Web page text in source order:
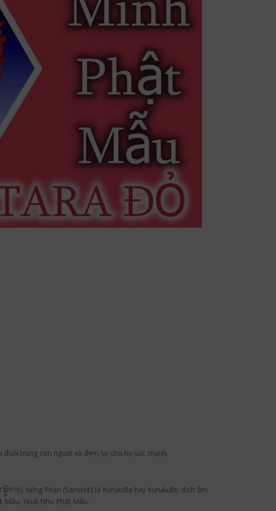
trong con người và đem lại cho họ sức mạnh.
tiếng Phạn (Sanskrit) là Kurukulla hay Kurukulle, dịch âm
Mẫu, Hoài Nhu Phật Mẫu.